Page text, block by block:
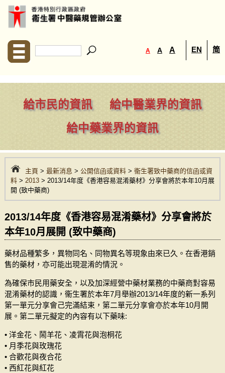
A A A EN 简
給市民的資訊
給中醫業界的資訊
給中藥業界的資訊
主頁 > 最新消息 > 公開信函或資料> 衞生署致中藥商的信函或資
料> 2013> 2013/14年度《香港容易混淆藥材》分享會將於本年10月展
開 (致中藥商)
2013/14年度《香港容易混淆藥材》分享會將於
本年10月展開 (致中藥商)
藥材品種繁多，異物同名、同物異名等現象由來已久。在香港銷
售的藥材，亦可能出現混淆的情況。
為確保市民用藥安全，以及加深經營中藥材業務的中藥商對容易
混淆藥材的認識，衞生署於本年7月舉辦2013/14年度的新一系列
第一單元分享會己完滿結束，第二單元分享會亦於本年10月開
展。第二單元擬定的內容有以下藥味:
• 洋金花、鬧羊花、凌霄花與泡桐花
• 月季花與玫瑰花
• 合歡花與夜合花
• 西紅花與紅花